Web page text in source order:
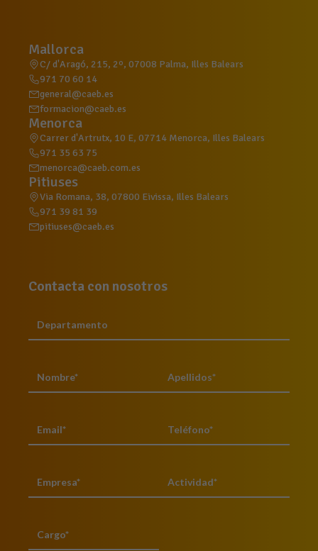
Mallorca
C/ d'Aragó, 215, 2º, 07008 Palma, Illes Balears
971 70 60 14
general@caeb.es
formacion@caeb.es
Menorca
Carrer d'Artrutx, 10 E, 07714 Menorca, Illes Balears
971 35 63 75
menorca@caeb.com.es
Pitiuses
Via Romana, 38, 07800 Eivissa, Illes Balears
971 39 81 39
pitiuses@caeb.es
Contacta con nosotros